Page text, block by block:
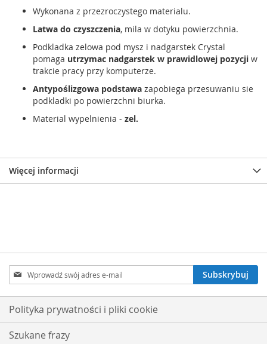
Wykonana z przezroczystego materialu.
Latwa do czyszczenia, mila w dotyku powierzchnia.
Podkladka zelowa pod mysz i nadgarstek Crystal
pomaga utrzymac nadgarstek w prawidlowej pozycji w
trakcie pracy przy komputerze.
Antypoślizgowa podstawa zapobiega przesuwaniu sie
podkladki po powierzchni biurka.
Material wypelnienia - zel.
Więcej informacji
Subskrybuj
nasz
newsletter:
Subskrybuj
Polityka prywatności i pliki cookie
Szukane frazy